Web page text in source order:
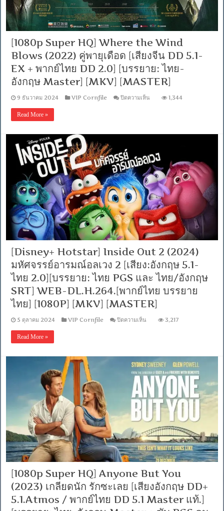
อังกฤษ
DD+
5.1.Atmos
/
ไทย
DD+
5.1
Master
แท้.]
[บรรยาย:
อังกฤษ
Master]
[MKV]
[MASTER]
[1080p Super HQ] Where the Wind
Blows (2022) คู่พายุเดือด [เสียงจีน DD 5.1-
EX + พากย์ไทย DD 2.0] [บรรยาย: ไทย-
อังกฤษ Master] [MKV] [MASTER]
9 ธันวาคม 2024 VIP Cornfile ปิดความเห็นบน
the
(2022)
คู่
พายุ
เดือด
[เสียง
จีน
DD
5.1-
EX
+
พากย์
DD
2.0]
[บรรยาย:
ไทย-
Master]
[MKV]
[MASTER]
1,344
Read More »
[Disney+ Hotstar] Inside Out 2 (2024)
มหัศจรรย์อารมณ์อลเวง 2 [เสียง:อังกฤษ 5.1-
ไทย 2.0][บรรยาย: ไทย PGS และ ไทย/อังกฤษ
SRT] WEB-DL.H.264.[พากย์ไทย บรรยาย
ไทย] [1080P] [MKV] [MASTER]
5 ตุลาคม 2024 VIP Cornfile ปิดความเห็น
2
(2024)
มหัศจรรย์
อารมณ์
อลเวง
2
[เสียง:อังกฤษ
5.1-
ไทย
2.0]
[บรรยาย:
ไทย
PGS
และ
ไทย/
อังกฤษ
SRT]
DL.H.264.
[พากย์
3,217
Read More »
[1080p Super HQ] Anyone But You
(2023) เกลียดนัก รักซะเลย [เสียงอังกฤษ DD+
5.1.Atmos / พากย์ไทย DD 5.1 Master แท้.]